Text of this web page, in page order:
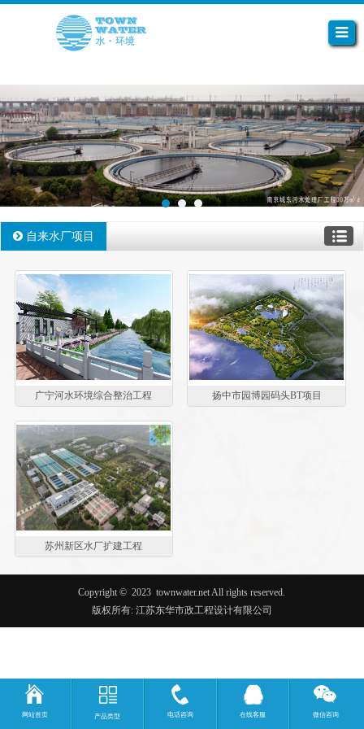
自来水厂项目
广宁河水环境综合整治工程 扬中市园博园码头BT项目
苏州新区水厂扩建工程
Copyright ©2023 townwater.net All rights reserved.
版权所有: 江苏东华市政工程设计有限公司
网站首页 产品类型 电话咨询 在线客服 微信咨询